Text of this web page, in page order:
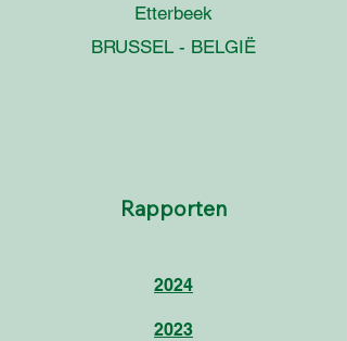
Etterbeek
BRUSSEL - BELGIË
Rapporten
2024
2023